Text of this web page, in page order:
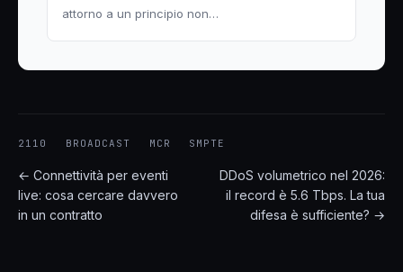
attorno a un principio non…
2110 BROADCAST MCR SMPTE
← Connettività per eventi
live: cosa cercare davvero
in un contratto
DDoS volumetrico nel 2026:
il record è 5.6 Tbps. La tua
difesa è sufficiente? →